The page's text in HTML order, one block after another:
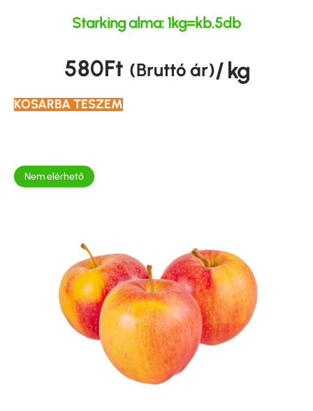
Starking alma: 1kg=kb.5db
580Ft (Bruttó ár)/ kg
KOSÁRBA TESZEM
Nem elérhető